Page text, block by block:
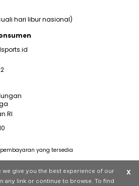
hari libur nasional)
RI
JD Sports All rights reserved.
yang tersedia
we give you the best experience of our
any link or continue to browse. To find
X